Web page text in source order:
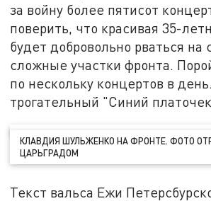
за войну более пятисот
поверить, что красивая 35-
будет добровольно рваться на
сложные участки фронта.
по нескольку концертов в
трогательный "Синий
КЛАВДИЯ ШУЛЬЖЕНКО НА ФРОНТЕ. ФОТО
ЦАРЬГРАДОМ
Текст вальса Ежи